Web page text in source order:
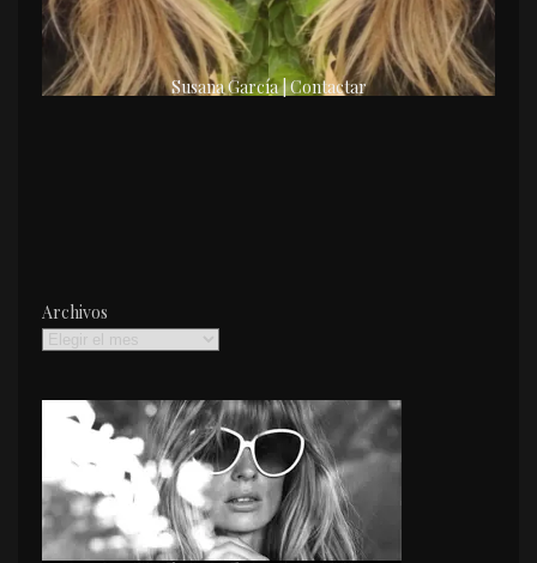
Susana García | Contactar
Archivos